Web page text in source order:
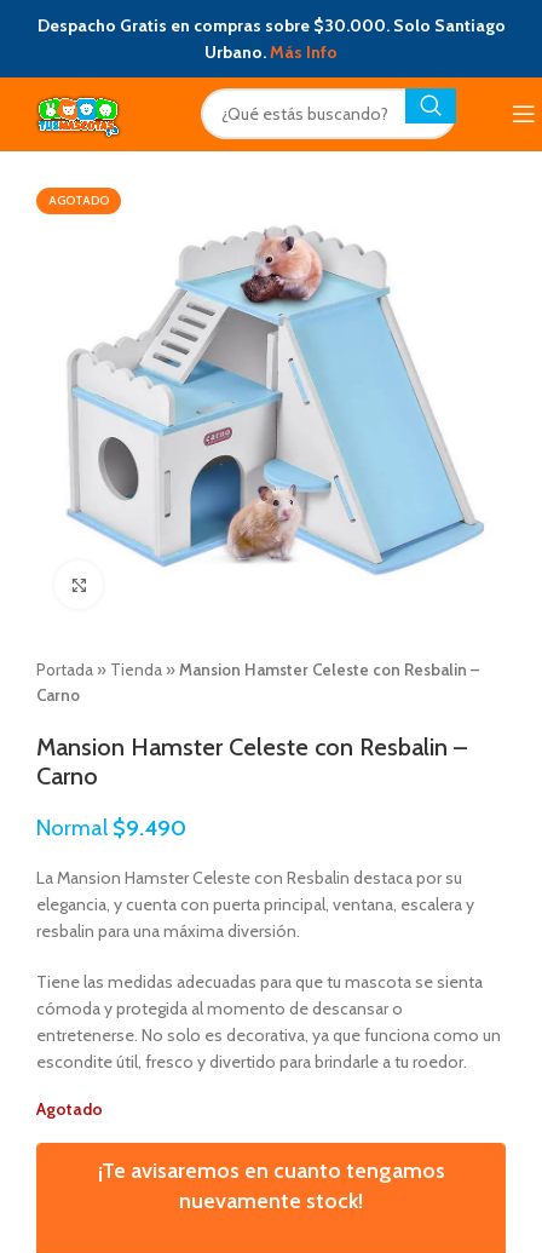
Despacho Gratis en compras sobre $30.000. Solo Santiago
Urbano.Más Info
AGOTADO
Portada » Tienda »Mansion Hamster Celeste con Resbalin –
Carno
Mansion Hamster Celeste con Resbalin –
Carno
Normal $9.490
La Mansion Hamster Celeste con Resbalin destaca por su
elegancia, y cuenta con puerta principal, ventana, escalera y
resbalin para una máxima diversión.
Tiene las medidas adecuadas para que tu mascota se sienta
cómoda y protegida al momento de descansar o
entretenerse. No solo es decorativa, ya que funciona como un
escondite útil, fresco y divertido para brindarle a tu roedor.
Agotado
¡Te avisaremos en cuanto tengamos
nuevamente stock!